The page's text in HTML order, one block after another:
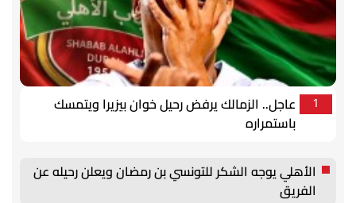
1
عاجل.. الزمالك يرفض رحيل خوان بيزيرا ويتمسك
باستمراره
الأهلي يوجه الشكر للتونسي بن رمضان ويعلن رحيله عن
الفريق